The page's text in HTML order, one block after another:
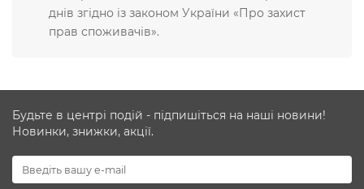
днів згідно із законом України «Про захист
прав споживачів».
Будьте в центрі подій - підпишіться на наші новини!
Новинки, знижки, акції.